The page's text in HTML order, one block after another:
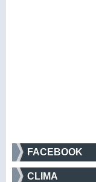
FACEBOOK
CLIMA